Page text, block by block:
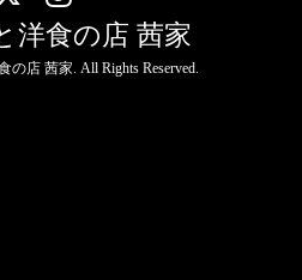
洋食の店 茜家
の店 茜家. All Rights Reserved.